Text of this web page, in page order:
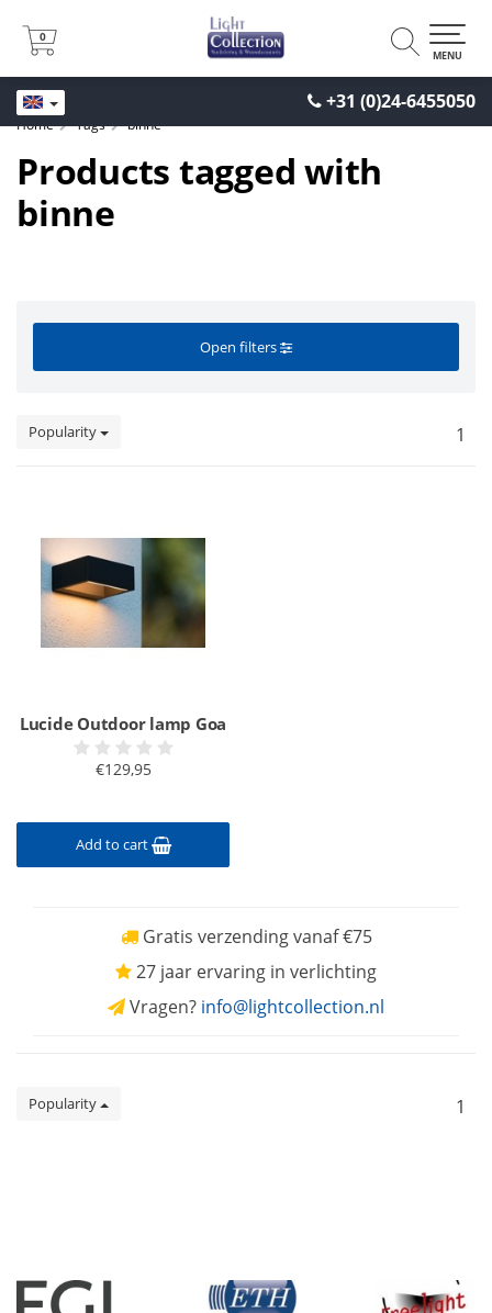
+31 (0)24-6455050
0
0
MENU
Home Tags binne
Products tagged with
binne
Open filters
Popularity 1
Lucide Outdoor lamp Goa
€129,95
Add to cart
Gratis verzending vanaf €75
27 jaar ervaring in verlichting
Vragen? info@lightcollection.nl
Popularity 1